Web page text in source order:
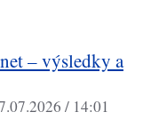
– výsledky a
/ 14:01